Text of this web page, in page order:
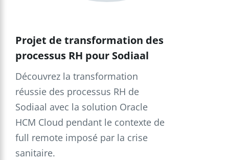
Projet de transformation des
processus RH pour Sodiaal
Découvrez la transformation
réussie des processus RH de
Sodiaal avec la solution Oracle
HCM Cloud pendant le contexte de
full remote imposé par la crise
sanitaire.